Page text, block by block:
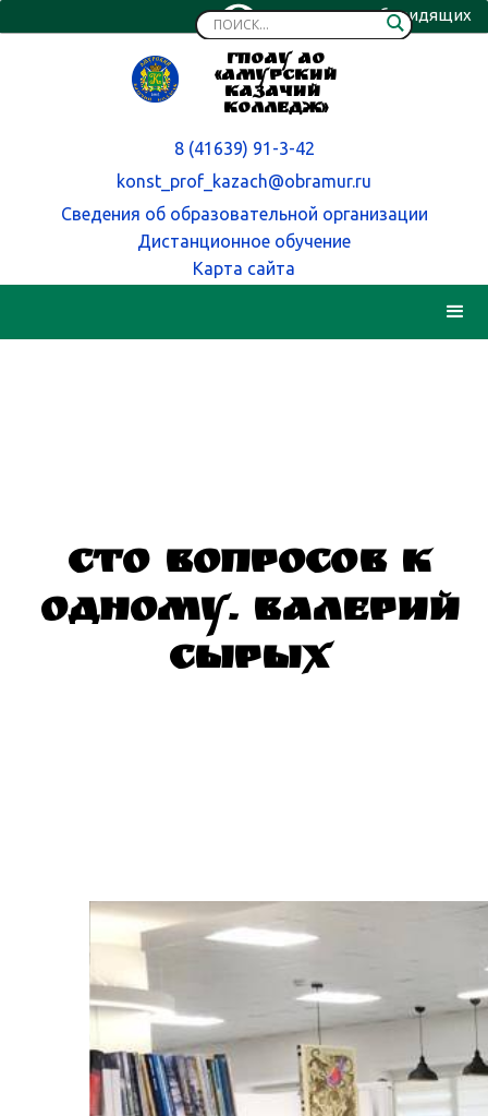
Версия для слабовидящих
ГПОАУ АО
«Амурский
казачий
колледж»
8 (41639) 91-3-42
konst_prof_kazach@obramur.ru
Сведения об образовательной организации
Дистанционное обучение
Карта сайта
Сто вопросов к
одному. Валерий
Сырых